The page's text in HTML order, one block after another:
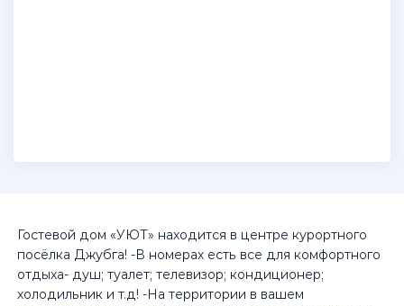
Гостевой дом «УЮТ» находится в центре курортного
посёлка Джубга! -В номерах есть все для комфортного
отдыха- душ; туалет; телевизор; кондиционер;
холодильник и т.д! -На территории в вашем